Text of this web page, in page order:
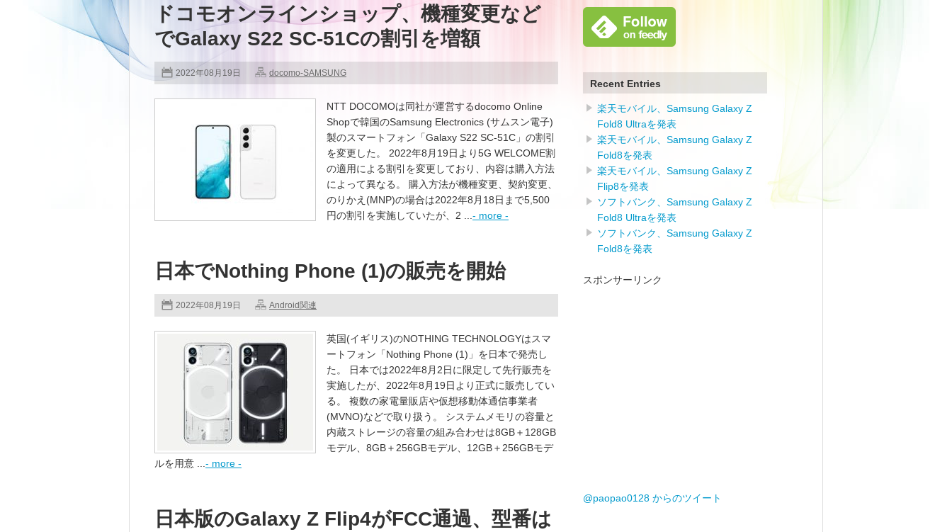
ドコモオンラインショップ、機種変更など
でGalaxy S22 SC-51Cの割引を増額
2022年08月19日 docomo-SAMSUNG
NTT DOCOMOは同社が運営するdocomo Online
Shopで韓国のSamsung Electronics (サムスン電子)
製のスマートフォン「Galaxy S22 SC-51C」の割引
を変更した。 2022年8月19日より5G WELCOME割
の適用による割引を変更しており、内容は購入方法
によって異なる。 購入方法が機種変更、契約変更、
のりかえ(MNP)の場合は2022年8月18日まで5,500
円の割引を実施していたが、2 ... - more -
日本でNothing Phone (1)の販売を開始
2022年08月19日 Android関連
英国(イギリス)のNOTHING TECHNOLOGYはスマ
ートフォン「Nothing Phone (1)」を日本で発売し
た。 日本では2022年8月2日に限定して先行販売を
実施したが、2022年8月19日より正式に販売してい
る。 複数の家電量販店や仮想移動体通信事業者
(MVNO)などで取り扱う。 システムメモリの容量と
内蔵ストレージの容量の組み合わせは8GB＋128GB
モデル、8GB＋256GBモデル、12GB＋256GBモデ
ルを用意 ... - more -
日本版のGalaxy Z Flip4がFCC通過、型番は
Recent Entries
楽天モバイル、Samsung Galaxy Z
Fold8 Ultraを発表
楽天モバイル、Samsung Galaxy Z
Fold8を発表
楽天モバイル、Samsung Galaxy Z
Flip8を発表
ソフトバンク、Samsung Galaxy Z
Fold8 Ultraを発表
ソフトバンク、Samsung Galaxy Z
Fold8を発表
スポンサーリンク
@paopao0128 からのツイート